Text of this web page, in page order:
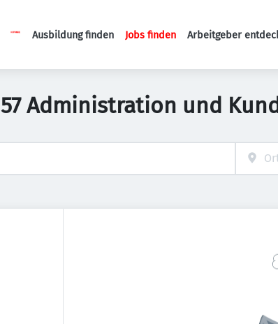
Haupt-
Ausbildung finden Jobs finden Arbeitgeber
57 Administration und